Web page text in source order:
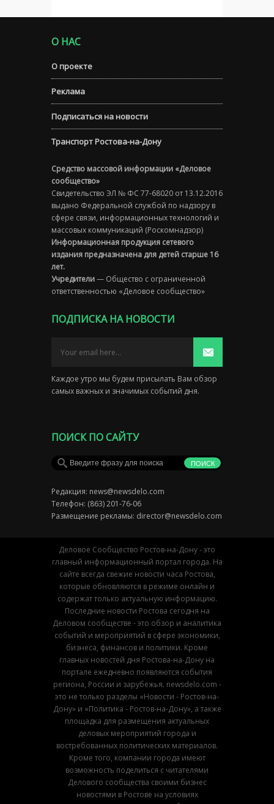
О НАС
О проекте
Реклама
Подписаться на новости
Транспорт Ростова-на-Дону
Средство массовой информации «Деловое
сообщество»
Свидетельство ЭЛ № ФС 77-68020 от 13.12.2016
выдано Федеральной службой по надзору в
сфере связи, информационных технологий и
массовых коммуникаций (Роскомнадзор)
Информационная продукция сетевого
издания предназначена для детей старше 16
лет.
Учредители— Общество с ограниченной
ответственностью «Деловое сообщество»
ПОДПИСКА НА НОВОСТИ
Каждое утро мы будем присылать Вам обзор
самых важных и значимых событий дня.
ПОИСК ПО САЙТУ
Редакция: news@newsdelo.com
Телефон: (863) 201-76-06
Размещение рекламы: director@newsdelo.com
Деловое Сообщество Ростов-на-Дону - это
главный информационный портал города. На
сайте всегда свежие новости часа Ростова,
которые обновляются в режиме онлайн и
содержат только актуальную информацию.
Последние новости Ростова сегодня на
Деловом сообществе - это обзор и аналитика
событий и мероприятий в сфере экономики,
бизнеса, финансов и политики. Кроме
главных новостей дня Ростова-на-Дону на
портале ежедневно появляются события
региона, России и зарубежья. newsdelo.com -
это не только разделы «Новости - Ростов-на-
Дону» и «Политика - Ростов-на-Дону», а также
площадка для размещения актуальных
деловых мероприятий города и
востребованных политических материалов.
Кроме того, компании города имеют
возможность поделиться с читателями
Делового сообщества своими бизнес
новостями в Ростове на условиях